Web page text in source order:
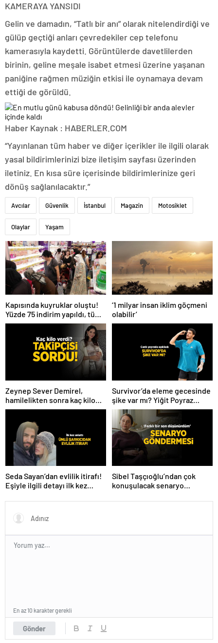
KAMERAYA YANSIDI
Gelin ve damadın, “Tatlı bir anı” olarak nitelendirdiği ve
gülüp geçtiği anları çevredekiler cep telefonu
kamerasıyla kaydetti. Görüntülerde davetlilerden
birinin, geline meşale isabet etmesi üzerine yaşanan
paniğine rağmen müziğin etkisi ile oynamaya devam
ettiği de görüldü.
Haber Kaynak : HABERLER.COM
“Yayınlanan tüm haber ve diğer içerikler ile ilgili olarak
yasal bildirimlerinizi bize iletişim sayfası üzerinden
iletiniz. En kısa süre içerisinde bildirimlerinize geri
dönüş sağlanılacaktır.”
Avcılar Güvenlik İstanbul Magazin Motosiklet
Olaylar Yaşam
Kapısında kuyruklar oluştu!
Yüzde 75 indirim yapıldı, tüm
ürünler kapış kapış gitti
‘1 milyar insan iklim göçmeni
olabilir’
Zeynep Sever Demirel,
hamilelikten sonra kaç kilo
verdiğini açıkladı! ‘Yaza kadar
Survivor’da eleme gecesinde
şike var mı? Yiğit Poyraz
düelloda Volkan’la
yaşananları ilk kez anlattı!
Seda Sayan’dan evlilik itirafı!
Eşiyle ilgili detayı ilk kez
Sibel Taşçıoğlu’ndan çok
konuşulacak senaryo
düşünürdüm’
Gönder
En az 10 karakter gerekli